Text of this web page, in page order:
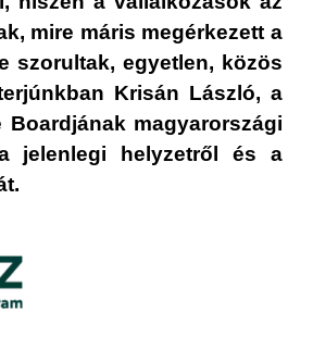
mire máris megérkezett a
szorultak, egyetlen, közös
Krisán László, a
Boardjának magyarországi
jelenlegi helyzetről és a